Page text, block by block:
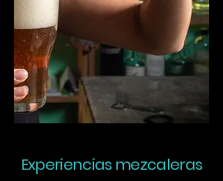
Experiencias mezcaleras